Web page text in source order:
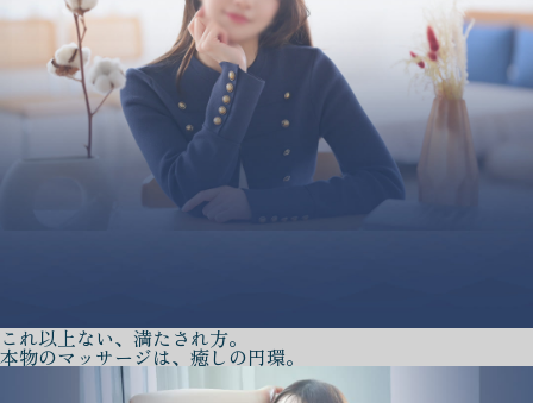
これ以上ない、満たされ方。
本物のマッサージは、癒しの円環。